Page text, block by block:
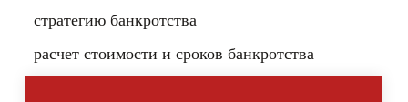
стратегию банкротства
расчет стоимости и сроков банкротства